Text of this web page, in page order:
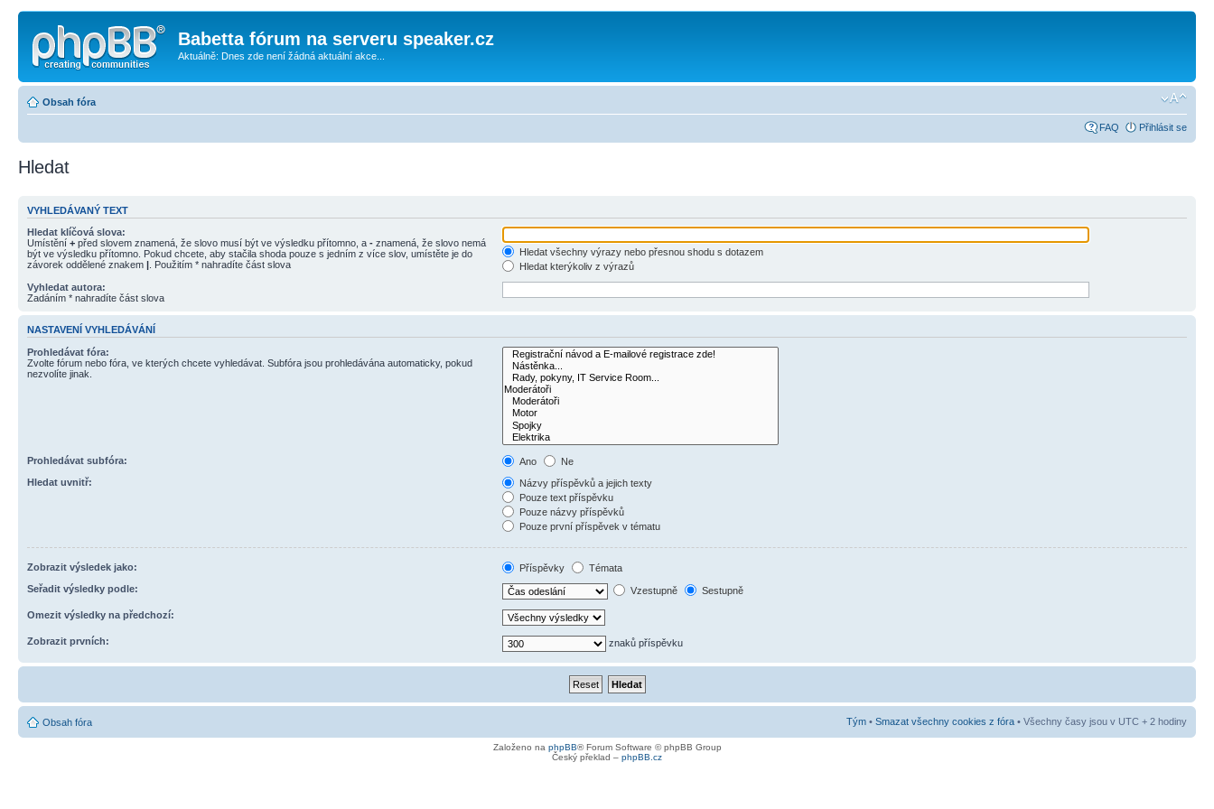
Babetta fórum na serveru speaker.cz
Aktuálně: Dnes zde není žádná aktuální akce...
Obsah fóra
FAQ Přihlásit se
Hledat
VYHLEDÁVANÝ TEXT
Hledat klíčová slova:
Umístění + před slovem znamená, že slovo musí být ve výsledku přítomno, a - znamená, že slovo nemá
být ve výsledku přítomno. Pokud chcete, aby stačila shoda pouze s jedním z více slov, umístěte je do
závorek oddělené znakem | . Použitím * nahradíte část slova
Hledat všechny výrazy nebo přesnou shodu s dotazem
Hledat kterýkoliv z výrazů
Vyhledat autora:
Zadáním * nahradíte část slova
NASTAVENÍ VYHLEDÁVÁNÍ
Prohledávat fóra:
Zvolte fórum nebo fóra, ve kterých chcete vyhledávat. Subfóra jsou prohledávána automaticky, pokud
nezvolíte jinak.
Prohledávat subfóra: Ano
Ne
Hledat uvnitř:
Názvy příspěvků a jejich texty
Pouze text příspěvku
Pouze názvy příspěvků
Pouze první příspěvek v tématu
Zobrazit výsledek jako: Příspěvky
Témata
Seřadit výsledky podle:
Vzestupně Sestupně
Omezit výsledky na předchozí:
Zobrazit prvních: znaků příspěvku
Obsah fóra Tým • Smazat všechny cookies z fóra • Všechny časy jsou v UTC + 2 hodiny
Založeno na phpBB® Forum Software © phpBB Group
Český překlad – phpBB.cz